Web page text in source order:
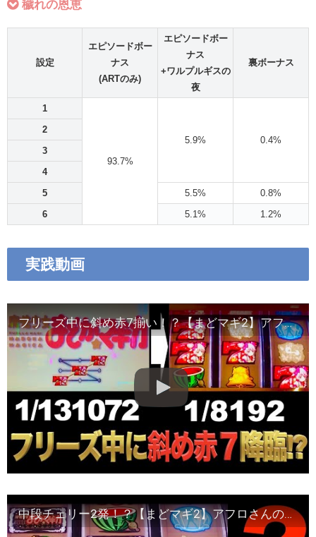
穢れの恩恵
設定
エピソードボー
ナス
(ARTのみ)
エピソードボー
ナス
+ワルプルギスの
夜
裏ボーナス
1
93.7%
5.9% 0.4%
2
3
4
5
5.5%
0.8%
6
5.1% 1.2%
実践動画
フリーズ中に斜め赤7揃い！？【まどマギ2】アフロさんの稼働日記#18
中段チェリー2発！？【まどマギ2】アフロさんの稼働日記#22